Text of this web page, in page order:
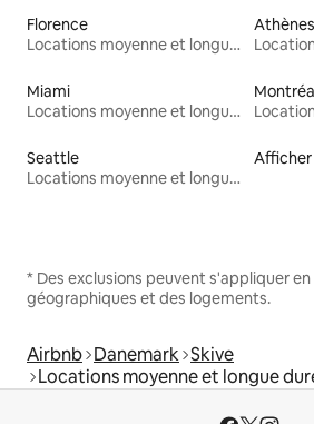
Florence
Locations moyenne et longue durée
Athènes
Miami
Locations moyenne et longue durée
Seattle
Locations moyenne et longue durée
Afficher
* Des exclusions peuvent s'appliquer
géographiques et des logements.
Airbnb Danemark Skive
Locations moyenne et longue